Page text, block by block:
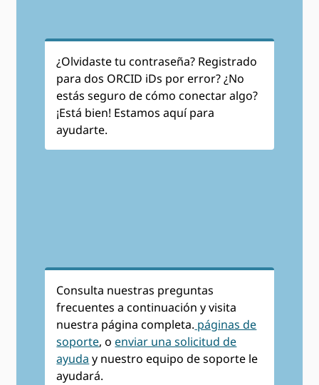
¿Olvidaste tu contraseña? Registrado
para dos ORCID iDs por error? ¿No
estás seguro de cómo conectar algo?
¡Está bien! Estamos aquí para
ayudarte.
Consulta nuestras preguntas
frecuentes a continuación y visita
nuestra página completa. páginas de
soporte, oenviar una solicitud de
ayuda y nuestro equipo de soporte le
ayudará.